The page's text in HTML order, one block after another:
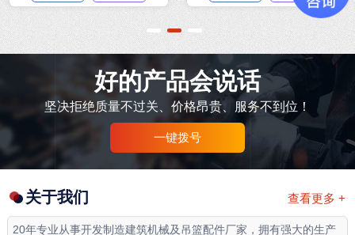
1 2 3
好的产品会说话
坚决拒绝质量不过关、价格昂贵、服务不到位！
一键拨号
查看更多 +
关于我们
20年专业从事开发制造建筑机械及吊篮配件厂家，拥有强大的生产